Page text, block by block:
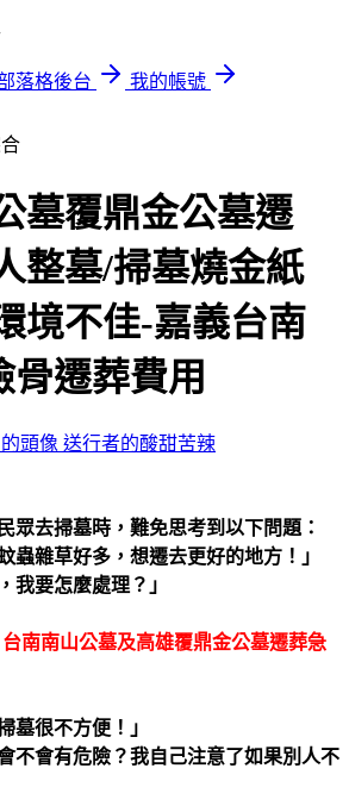
落格後台
我的帳號
墓覆鼎金公墓遷
整墓/掃墓燒金紙
境不佳-嘉義台南
骨遷葬費用
送行者的酸甜苦辣
眾去掃墓時，難免思考到以下問題：
蟲雜草好多，想遷去更好的地方！」
我要怎麼處理？」
台南南山公墓及高雄覆鼎金公墓遷葬急
墓很不方便！」
不會有危險？我自己注意了如果別人不